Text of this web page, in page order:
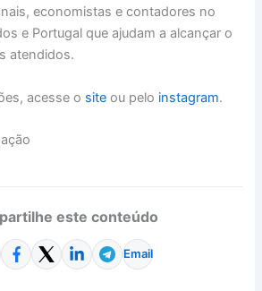
economistas e contadores no
e Portugal que ajudam a alcançar o
atendidos.
acesse o site ou pelo instagram.
este conteúdo
Email